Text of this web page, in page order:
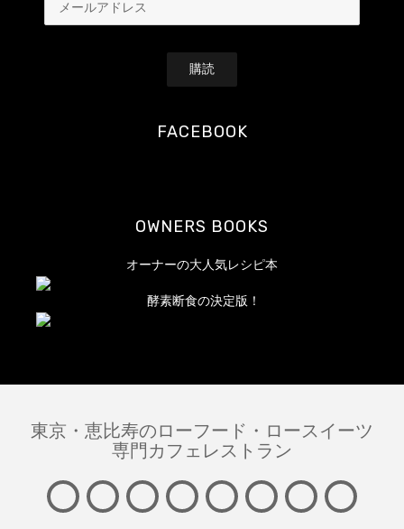
ー
FACEBOOK
OWNERS BOOKS
オーナーの大人気レシピ本
酵素断食の決定版！
東京・恵比寿のローフード・ロースイーツ
専門カフェレストラン
AboutInformation
News MENULESSON
FAQ English